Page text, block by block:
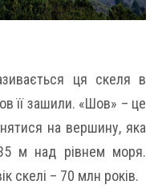
ця скеля в
її зашили. «Шов» – це
на вершину, яка
м над рівнем моря.
скелі – 70 млн років.